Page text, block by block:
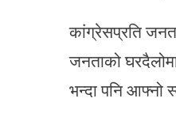
कांग्रेसप्रति
जनताको
भन्दा पनि आफ्नो